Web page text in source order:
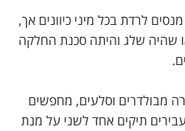
לרדת בכל מיני כיוונים אך,
שהיה שלג והיתה סכנת החלקה
מבולדרים וסלעים, מחפשים
תיקים אחד לשני על מנת